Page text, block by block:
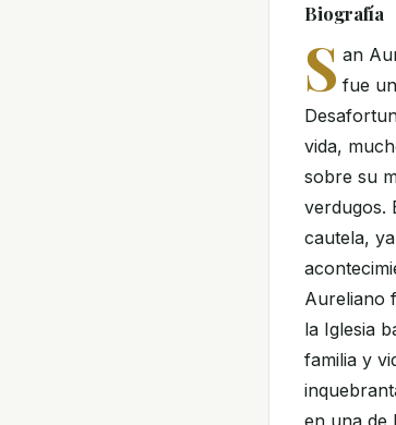
Biografía
S an
fue
vida,
sobre su
verdugos.
cautela,
Aureliano
la Iglesia
familia y